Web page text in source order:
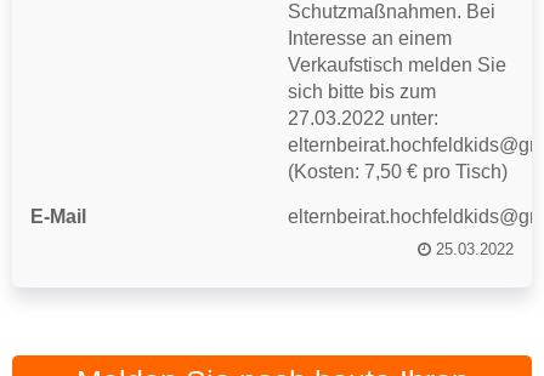
Schutzmaßnahmen. Bei
Interesse an einem
Verkaufstisch melden Sie
sich bitte bis zum
27.03.2022 unter:
(Kosten: 7,50 € pro Tisch)
E-Mail
25.03.2022